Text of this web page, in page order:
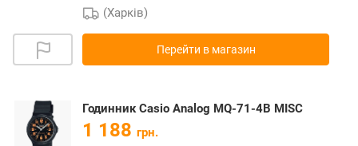
(Харків)
Перейти в магазин
Годинник Casio Analog MQ-71-4B MISC
1 188 грн.